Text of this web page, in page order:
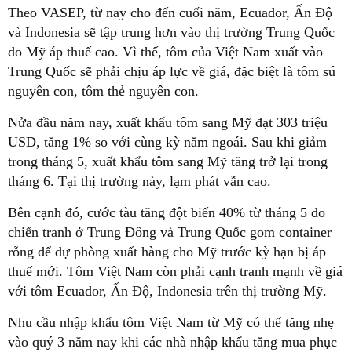
Theo VASEP, từ nay cho đến cuối năm, Ecuador, Ấn Độ
và Indonesia sẽ tập trung hơn vào thị trường Trung Quốc
do Mỹ áp thuế cao. Vì thế, tôm của Việt Nam xuất vào
Trung Quốc sẽ phải chịu áp lực về giá, đặc biệt là tôm sú
nguyên con, tôm thẻ nguyên con.
Nửa đầu năm nay, xuất khẩu tôm sang Mỹ đạt 303 triệu
USD, tăng 1% so với cùng kỳ năm ngoái. Sau khi giảm
trong tháng 5, xuất khẩu tôm sang Mỹ tăng trở lại trong
tháng 6. Tại thị trường này, lạm phát vẫn cao.
Bên cạnh đó, cước tàu tăng đột biến 40% từ tháng 5 do
chiến tranh ở Trung Đông và Trung Quốc gom container
rỗng để dự phòng xuất hàng cho Mỹ trước kỳ hạn bị áp
thuế mới. Tôm Việt Nam còn phải cạnh tranh mạnh về giá
với tôm Ecuador, Ấn Độ, Indonesia trên thị trường Mỹ.
Nhu cầu nhập khẩu tôm Việt Nam từ Mỹ có thể tăng nhẹ
vào quý 3 năm nay khi các nhà nhập khẩu tăng mua phục